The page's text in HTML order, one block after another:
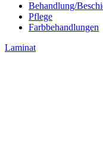
Behandlung/
Pflege
Farbbehandlungen
Laminat